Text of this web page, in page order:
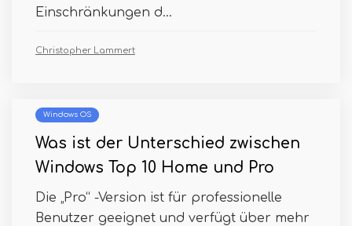
Einschränkungen d...
Christopher Lammert
Windows OS
Was ist der Unterschied zwischen
Windows Top 10 Home und Pro
Die „Pro“ -Version ist für professionelle
Benutzer geeignet und verfügt über mehr